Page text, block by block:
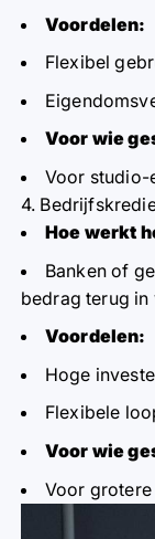
Voordelen:
Flexibel
Voor wie
Voor studio-
4.
Hoe werkt
Banken of
bedrag terug in
Voordelen:
Hoge
Flexibele
Voor wie
Voor